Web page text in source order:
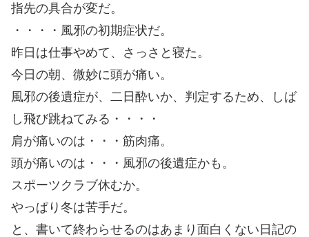
指先の具合が変だ。
・・・・風邪の初期症状だ。
昨日は仕事やめて、さっさと寝た。
今日の朝、微妙に頭が痛い。
風邪の後遺症が、二日酔いか、判定するため、しば
し飛び跳ねてみる・・・・
肩が痛いのは・・・筋肉痛。
頭が痛いのは・・・風邪の後遺症かも。
スポーツクラブ休むか。
やっぱり冬は苦手だ。
と、書いて終わらせるのはあまり面白くない日記の